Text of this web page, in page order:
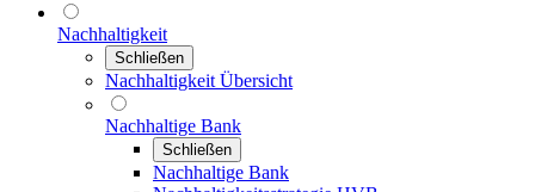
Nachhaltigkeit
Schließen
Nachhaltigkeit Übersicht
Nachhaltige Bank
Schließen
Nachhaltige Bank